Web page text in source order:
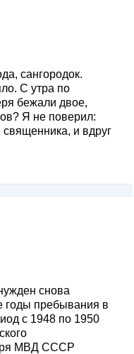
сангородок.
С утра по
бежали двое,
Я не поверил:
и вдруг
снова
годы пребывания в
с 1948 по 1950
МВД СССР